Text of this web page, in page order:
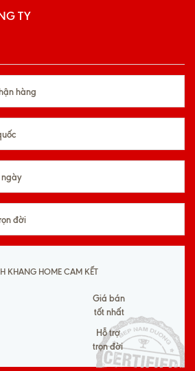
TY
hàng
ngày
đời
KHANG HOME CAM KẾT
Giá bán
tốt nhất
Hỗ trợ
trọn đời